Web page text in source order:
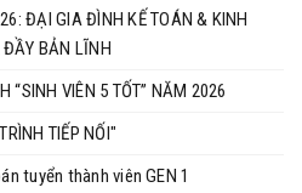
ĐẠI GIA ĐÌNH KẾ TOÁN & KINH
ĐẦY BẢN LĨNH
“SINH VIÊN 5 TỐT” NĂM 2026
TIẾP NỐI"
tuyển thành viên GEN 1